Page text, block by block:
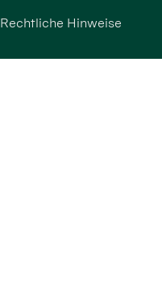
Rechtliche Hinweise